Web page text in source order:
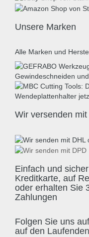
Unsere Marken
Alle Marken und
Wir versenden mit
Einfach und
Kreditkarte, auf
oder erhalten Sie
Zahlungen
Folgen Sie uns
auf den